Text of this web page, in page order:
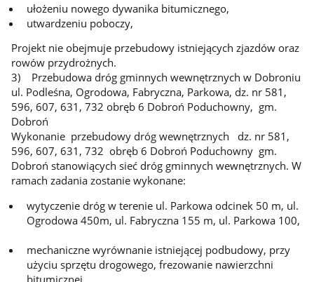
ułożeniu nowego dywanika bitumicznego,
utwardzeniu poboczy,
Projekt nie obejmuje przebudowy istniejących zjazdów oraz
rowów przydrożnych.
3) Przebudowa dróg gminnych wewnętrznych w Dobroniu
ul. Podleśna, Ogrodowa, Fabryczna, Parkowa, dz. nr 581,
596, 607, 631, 732 obręb 6 Dobroń Poduchowny, gm.
Dobroń
Wykonanie przebudowy dróg wewnętrznych dz. nr 581,
596, 607, 631, 732 obręb 6 Dobroń Poduchowny gm.
Dobroń stanowiących sieć dróg gminnych wewnętrznych. W
ramach zadania zostanie wykonane:
wytyczenie dróg w terenie ul. Parkowa odcinek 50 m, ul.
Ogrodowa 450m, ul. Fabryczna 155 m, ul. Parkowa 100,
mechaniczne wyrównanie istniejącej podbudowy, przy
użyciu sprzętu drogowego, frezowanie nawierzchni
bitumicznej.